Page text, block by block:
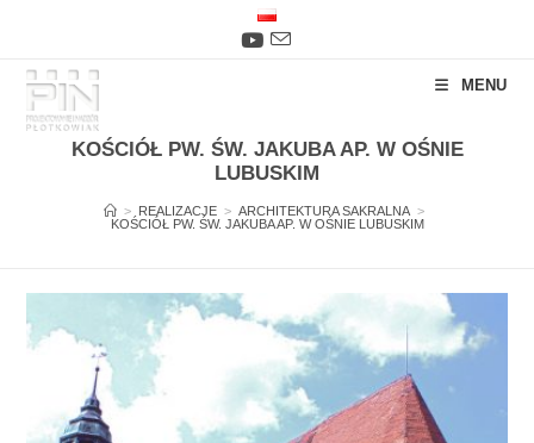
MENU
KOŚCIÓŁ PW. ŚW. JAKUBA AP. W OŚNIE
LUBUSKIM
> REALIZACJE > ARCHITEKTURA SAKRALNA >
KOŚCIÓŁ PW. ŚW. JAKUBA AP. W OŚNIE LUBUSKIM